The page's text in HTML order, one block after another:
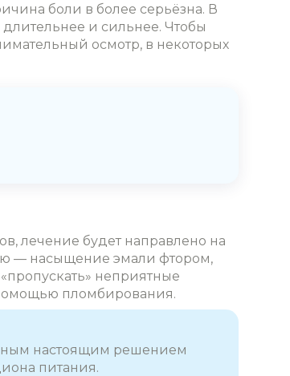
боли в более серьёзна. В
и сильнее. Чтобы
осмотр, в некоторых
лечение будет направлено на
— насыщение эмали фтором,
неприятные
помощью пломбирования.
настоящим решением
питания.